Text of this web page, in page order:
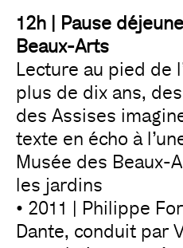
12h | Pause
Beaux-Arts
Lecture au pied de
plus de dix ans,
des Assises
texte en écho à
Musée des Beaux-
les jardins
• 2011 | Philippe
Dante, conduit par